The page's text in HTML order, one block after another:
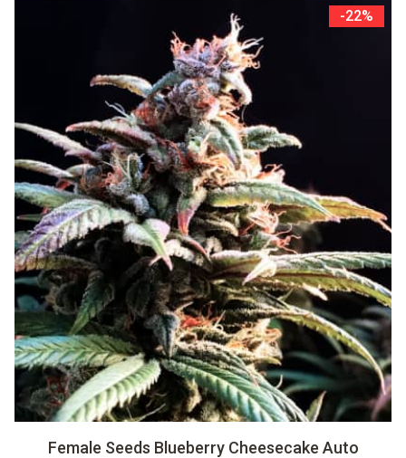
-22%
Female Seeds Blueberry Cheesecake Auto